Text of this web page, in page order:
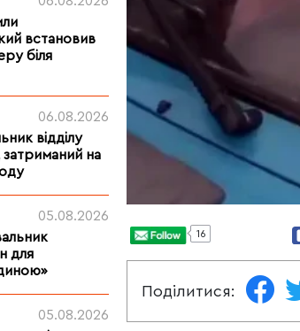
встановив
біля
06.08.2026
відділу
затриманий на
05.08.2026
для
05.08.2026
16
Поділитися: